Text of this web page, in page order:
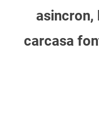
asincron,
carcasa